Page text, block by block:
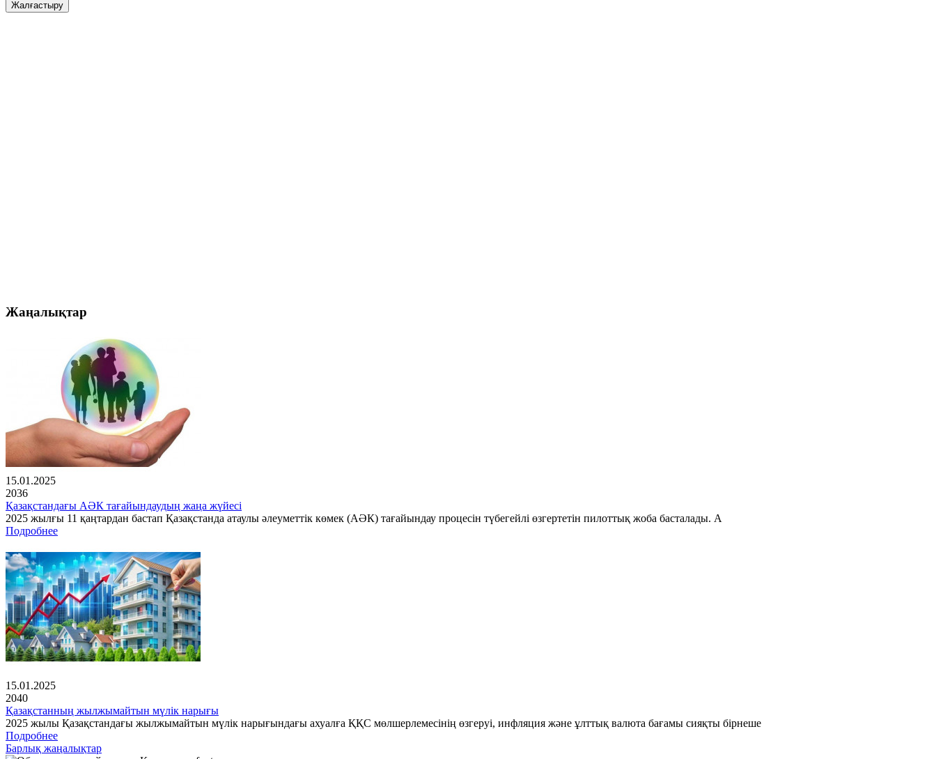
Жалғастыру
Жаңалықтар
15.01.2025
2036
Қазақстандағы АӘК тағайындаудың жаңа жүйесі
2025 жылғы 11 қаңтардан бастап Қазақстанда атаулы әлеуметтік көмек (АӘК) тағайындау процесін түбегейлі өзгертетін пилоттық жоба басталады. А
Подробнее
15.01.2025
2040
Қазақстанның жылжымайтын мүлік нарығы
2025 жылы Қазақстандағы жылжымайтын мүлік нарығындағы ахуалға ҚҚС мөлшерлемесінің өзгеруі, инфляция және ұлттық валюта бағамы сияқты бірнеше
Подробнее
Барлық жаңалықтар